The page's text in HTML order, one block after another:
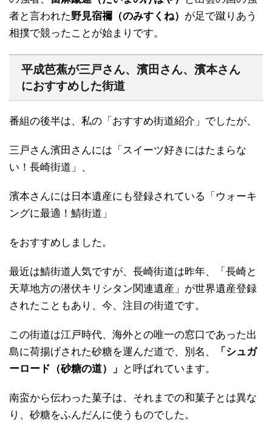
者と言われた野見宿禰（のみすくね） が足で蹴りあう
相撲で競ったことが始まりです。
平成芭蕉が三戸さん、濱田さん、濱本さん
におすすめした街道
番組の後半は、私の「おすすめ街道紹介」でしたが、
三戸さん濱田さんには「スイーツ好きにはたまらな
い！長崎街道」、
濱本さんには日本遺産にも登録されている「ウォーキ
ングに最適！鯖街道」
をおすすめしました。
最近は鯖街道人気ですが、長崎街道は昨年、「長崎と
天草地方の潜伏キリシタン関連遺産」が世界遺産登録
されたこともあり、今、注目の街道です。
この街道は江戸時代、海外との唯一の窓口であった出
島に荷揚げされた砂糖を運んだ道で、別名、
「シュガ
ーロード（砂糖の道）」
と呼ばれています。
南蛮から伝わった菓子は、それまでの和菓子とは異な
り、砂糖をふんだんに使うものでした。